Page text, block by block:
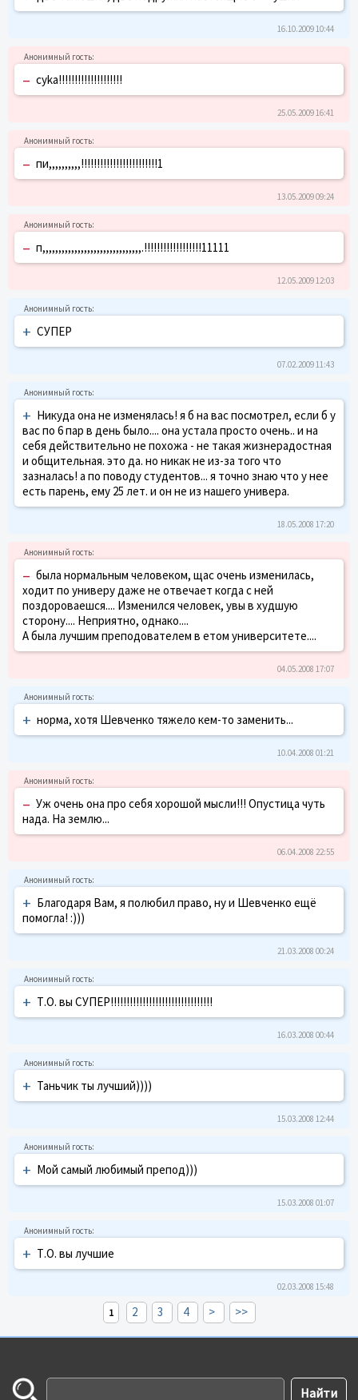
16.10.2009 10:44
– cyka!!!!!!!!!!!!!!!!!!!!
25.05.2009 16:41
– пи,,,,,,,,,,!!!!!!!!!!!!!!!!!!!!!!!!1
13.05.2009 09:24
– п,,,,,,,,,,,,,,,,,,,,,,,,,,,,,,,.!!!!!!!!!!!!!!!!!!11111
12.05.2009 12:03
+ СУПЕР
07.02.2009 11:43
+ Никуда она не изменялась! я б на вас посмотрел, если б у
вас по 6 пар в день было.... она устала просто очень.. и на
себя действительно не похожа - не такая жизнерадостная
и общительная. это да. но никак не из-за того что
зазналась! а по поводу студентов... я точно знаю что у нее
есть парень, ему 25 лет. и он не из нашего универа.
18.05.2008 17:20
– была нормальным человеком, щас очень изменилась,
ходит по универу даже не отвечает когда с ней
поздороваешся.... Изменился человек, увы в худшую
сторону.... Неприятно, однако....
А была лучшим преподователем в етом университете....
04.05.2008 17:07
+ норма, хотя Шевченко тяжело кем-то заменить...
10.04.2008 01:21
– Уж очень она про себя хорошой мысли!!! Опустица чуть
нада. На землю...
06.04.2008 22:55
+ Благодаря Вам, я полюбил право, ну и Шевченко ещё
помогла! :)))
21.03.2008 00:24
+ Т.О. вы СУПЕР!!!!!!!!!!!!!!!!!!!!!!!!!!!!!!!!
16.03.2008 00:44
+ Таньчик ты лучший))))
15.03.2008 12:44
+ Мой самый любимый препод)))
15.03.2008 01:07
+ Т.О. вы лучшие
02.03.2008 15:48
1 2 3 4 > >>